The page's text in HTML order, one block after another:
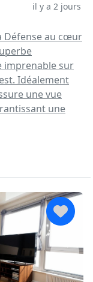
il y a 2 jours
Défense au cœur
imprenable sur
Idéalement
une vue
une